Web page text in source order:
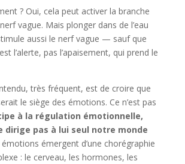
? Oui, cela peut activer la branche
vague. Mais plonger dans de l’eau
aussi le nerf vague — sauf que
l’alerte, pas l’apaisement, qui prend le
très fréquent, est de croire que
le siège des émotions. Ce n’est pas
à la régulation émotionnelle,
dirige pas à lui seul notre monde
émotions émergent d’une chorégraphie
: le cerveau, les hormones, les